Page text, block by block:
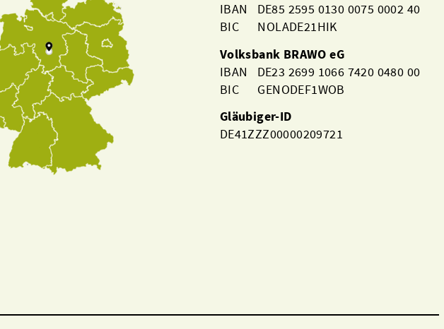
IBAN DE85 2595 0130 0075 0002 40
BIC NOLADE21HIK
Volksbank BRAWO eG
IBAN DE23 2699 1066 7420 0480 00
BIC GENODEF1WOB
Gläubiger-ID
DE41ZZZ00000209721